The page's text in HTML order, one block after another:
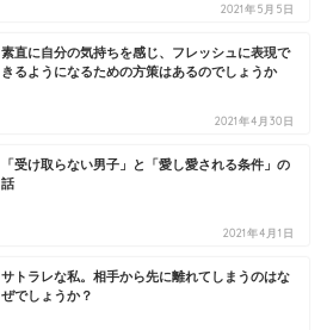
2021年5月5日
素直に自分の気持ちを感じ、フレッシュに表現で
きるようになるための方策はあるのでしょうか
2021年4月30日
「受け取らない男子」と「愛し愛される条件」の
話
2021年4月1日
サトラレな私。相手から先に離れてしまうのはな
ぜでしょうか？